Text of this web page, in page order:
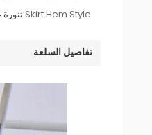
Skirt Hem Style:
تفاصيل السلعة